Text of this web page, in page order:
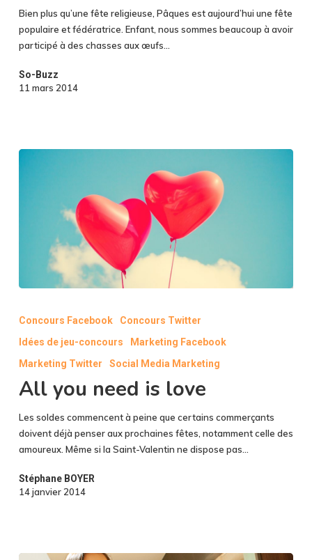
Bien plus qu’une fête religieuse, Pâques est aujourd’hui une fête
populaire et fédératrice. Enfant, nous sommes beaucoup à avoir
participé à des chasses aux œufs…
So-Buzz
11 mars 2014
need
is
love
Concours Facebook
Concours Twitter
Idées de jeu-concours
Marketing Facebook
Marketing Twitter
Social Media Marketing
All you need is love
Les soldes commencent à peine que certains commerçants
doivent déjà penser aux prochaines fêtes, notamment celle des
amoureux. Même si la Saint-Valentin ne dispose pas…
Stéphane BOYER
14 janvier 2014